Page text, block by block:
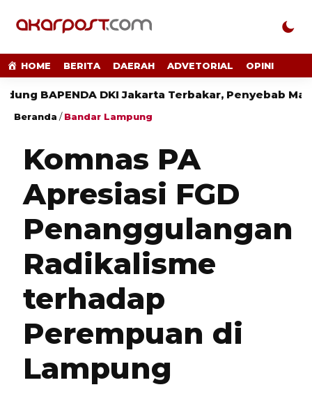
HOME BERITA DAERAH ADVETORIAL OPINI
DKI Jakarta Terbakar, Penyebab Masih
Beranda /Bandar Lampung
Komnas PA
Apresiasi FGD
Penanggulangan
Radikalisme
terhadap
Perempuan di
Lampung